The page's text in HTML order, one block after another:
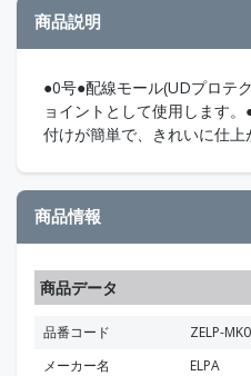
商品説明
●0号●配線モール(UDプロテ
ョイントとして使用します
付けが簡単で、きれいに仕上
商品情報
商品データ
品番コード
ZELP-
メーカー名
ELPA